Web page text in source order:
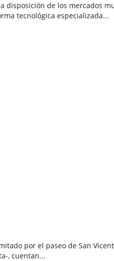
de los mercados
tecnológica especializada...
por el paseo de San
, cuentan...